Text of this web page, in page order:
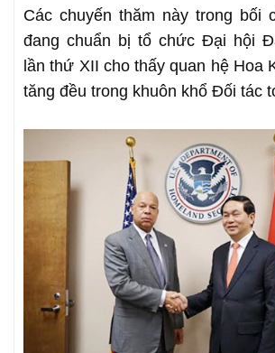
Các chuyến thăm này trong bối
đang chuẩn bị tổ chức Đại hội
lần thứ XII cho thấy quan hệ Hoa
tăng đều trong khuôn khổ Đối tác